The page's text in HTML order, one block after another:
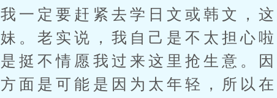
我一定要赶紧去学日文或韩文，
妹。老实说，我自己是不太担心
是挺不情愿我过来这里抢生意。
方面是可能是因为太年轻，所以